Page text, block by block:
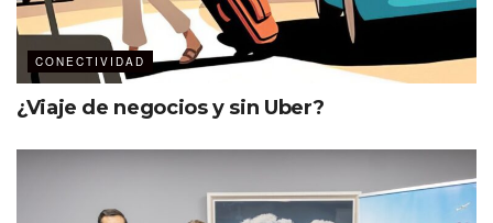
CONECTIVIDAD
¿Viaje de negocios y sin Uber?